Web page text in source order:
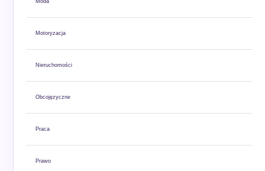
Motoryzacja
Nieruchomości
Obcojęzyczne
Praca
Prawo